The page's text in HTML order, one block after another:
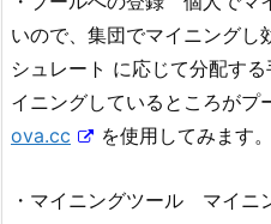
いので、集団でマイニングし
シュレート に応じて分配す
イニングしているところがプ
ova.cc
を使用してみます。
・マイニングツール マイニ